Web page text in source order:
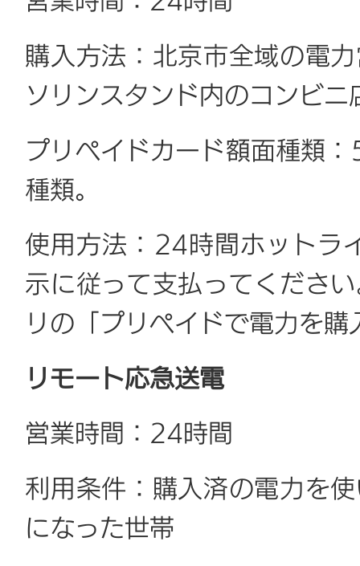
購入方法：北京市全域の電
ソリンスタンド内のコンビニ
プリペイドカード額面種類
種類。
使用方法：24時間ホットラ
示に従って支払ってくださ
リの「プリペイドで電力を
リモート応急送電
営業時間：24時間
利用条件：購入済の電力を
になった世帯